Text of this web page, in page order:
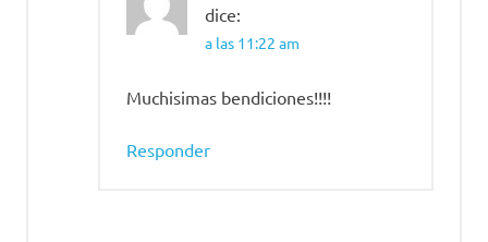
dice:
a las 11:22 am
Muchisimas bendiciones!!!!
Responder